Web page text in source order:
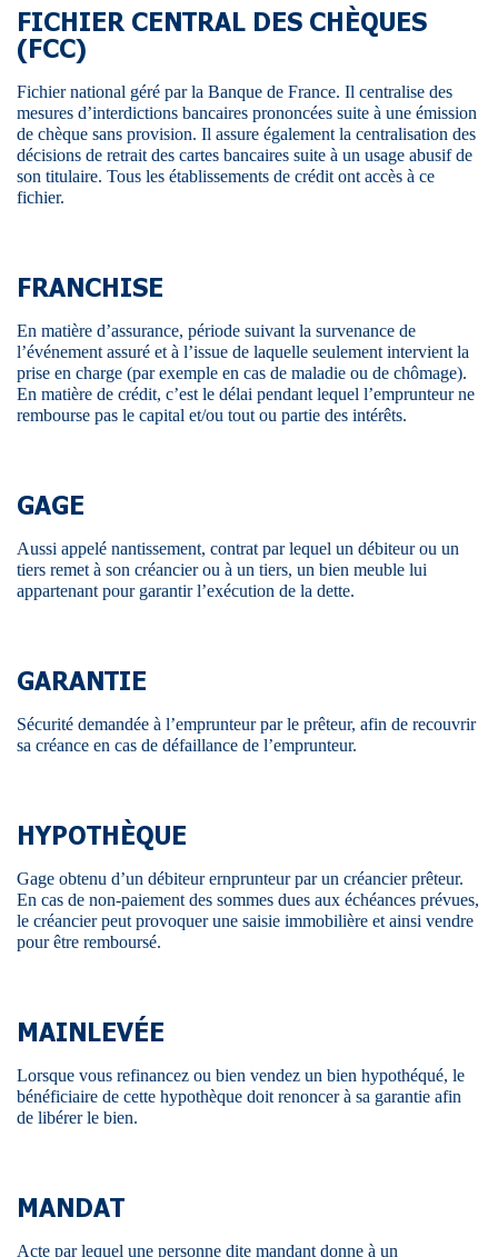
FICHIER CENTRAL DES CHÈQUES
(FCC)
Fichier national géré par la Banque de France. Il centralise des
mesures d’interdictions bancaires prononcées suite à une émission
de chèque sans provision. Il assure également la centralisation des
décisions de retrait des cartes bancaires suite à un usage abusif de
son titulaire. Tous les établissements de crédit ont accès à ce
fichier.
FRANCHISE
En matière d’assurance, période suivant la survenance de
l’événement assuré et à l’issue de laquelle seulement intervient la
prise en charge (par exemple en cas de maladie ou de chômage).
En matière de crédit, c’est le délai pendant lequel l’emprunteur ne
rembourse pas le capital et/ou tout ou partie des intérêts.
GAGE
Aussi appelé nantissement, contrat par lequel un débiteur ou un
tiers remet à son créancier ou à un tiers, un bien meuble lui
appartenant pour garantir l’exécution de la dette.
GARANTIE
Sécurité demandée à l’emprunteur par le prêteur, afin de recouvrir
sa créance en cas de défaillance de l’emprunteur.
HYPOTHÈQUE
Gage obtenu d’un débiteur ernprunteur par un créancier prêteur.
En cas de non-paiement des sommes dues aux échéances prévues,
le créancier peut provoquer une saisie immobilière et ainsi vendre
pour être remboursé.
MAINLEVÉE
Lorsque vous refinancez ou bien vendez un bien hypothéqué, le
bénéficiaire de cette hypothèque doit renoncer à sa garantie afin
de libérer le bien.
MANDAT
Acte par lequel une personne dite mandant donne à un